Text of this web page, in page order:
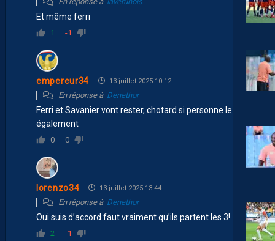
Et même ferri
1 -1
empereur34 13 juillet 2025 10:12
En réponse à Denethor
Ferri et Savanier vont rester, chotard si personne le veut
également
0 0
lorenzo34 13 juillet 2025 13:44
En réponse à Denethor
Oui suis d’accord faut vraiment qu’ils partent les 3!
2 -1